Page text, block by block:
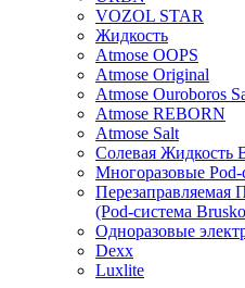
VOZOL STAR
Жидкость
Atmose OOPS
Atmose Original
Atmose Ouroboros
Atmose REBORN
Atmose Salt
Солевая Жидкость
Многоразовые
Перезаправляемая
(Pod-система
Одноразовые
Dexx
Luxlite